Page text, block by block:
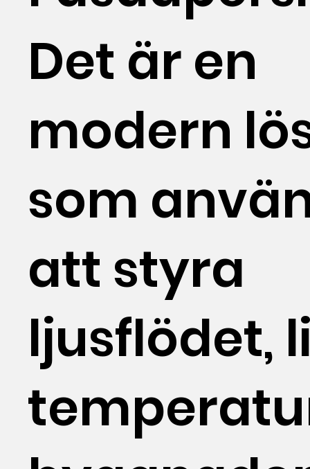
Det är en
modern
som
att styra
ljusflödet,